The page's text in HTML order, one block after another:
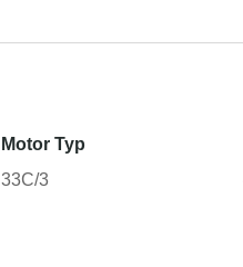
Motor Typ
33C/3